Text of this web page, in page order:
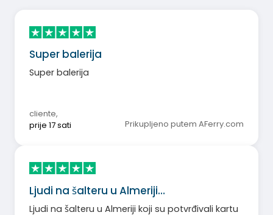
Super balerija
Super balerija
cliente,
prije 17 sati
Prikupljeno putem AFerry.com
Ljudi na šalteru u Almeriji…
Ljudi na šalteru u Almeriji koji su potvrđivali kartu